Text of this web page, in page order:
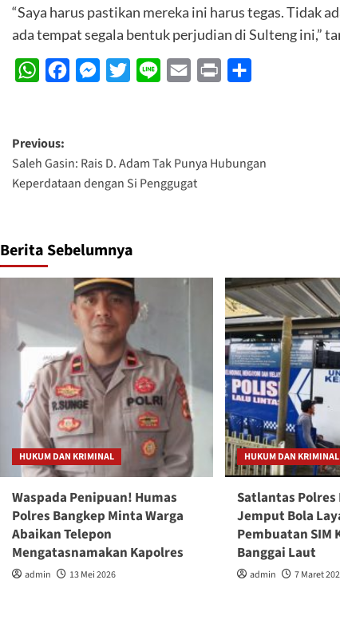
“Saya harus pastikan mereka ini harus tegas. Tidak
ada tempat segala bentuk perjudian di Sulteng ini,”
WhatsAppFacebookMessenger
Twitter Line Email Print
Post
navigation
Previous:
Saleh Gasin: Rais D. Adam Tak Punya Hubungan
Keperdataan dengan Si Penggugat
Berita Sebelumnya
HUKUM DAN KRIMINAL
Waspada Penipuan! Humas
Polres Bangkep Minta Warga
Abaikan Telepon
Mengatasnamakan Kapolres
admin 13 Mei 2026
HUKUM DAN KRIMINAL
Satlantas Polres
Jemput Bola
Pembuatan SIM
Banggai Laut
admin 7 Maret